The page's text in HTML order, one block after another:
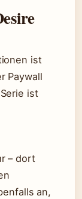
ist
Paywall
ist
– dort
an,